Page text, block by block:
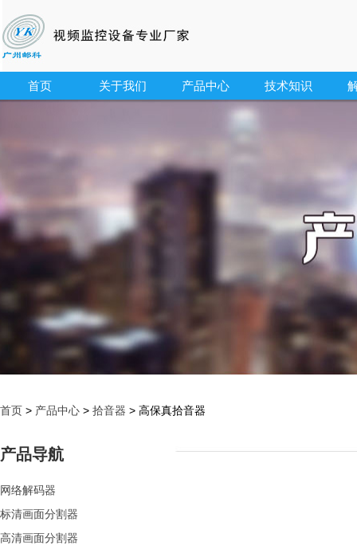
首页 关于我们 产品中心 技术知识
首页 > 产品中心 > 拾音器 > 高保真拾音器
产品导航
网络解码器
标清画面分割器
高清画面分割器